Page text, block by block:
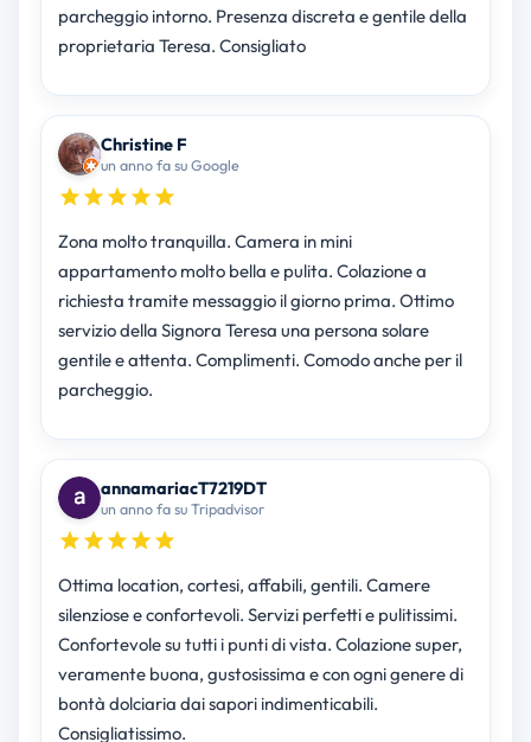
parcheggio intorno. Presenza discreta e gentile della
proprietaria Teresa. Consigliato
Christine F
un anno fa su Google
Zona molto tranquilla. Camera in mini
appartamento molto bella e pulita. Colazione a
richiesta tramite messaggio il giorno prima. Ottimo
servizio della Signora Teresa una persona solare
gentile e attenta. Complimenti. Comodo anche per il
parcheggio.
annamariacT7219DT
un anno fa su Tripadvisor
Ottima location, cortesi, affabili, gentili. Camere
silenziose e confortevoli. Servizi perfetti e pulitissimi.
Confortevole su tutti i punti di vista. Colazione super,
veramente buona, gustosissima e con ogni genere di
bontà dolciaria dai sapori indimenticabili.
Consigliatissimo.